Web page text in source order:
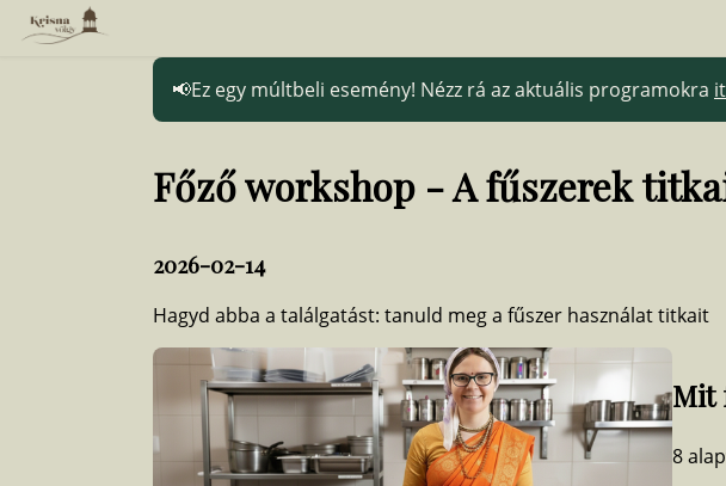
Ez egy múltbeli esemény! Nézz rá az aktuális programokra
Főző workshop - A fűszerek
2026-02-14
Hagyd abba a találgatást: tanuld meg a fűszer használat titkait
Mit
8